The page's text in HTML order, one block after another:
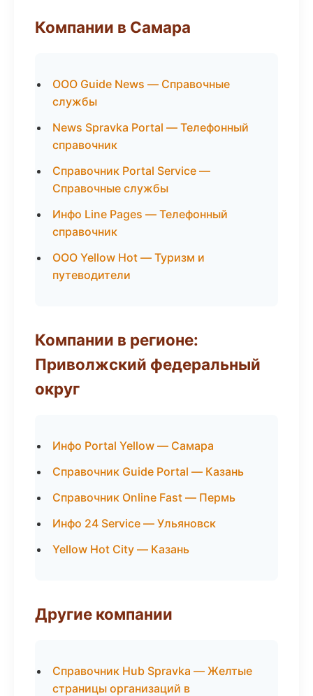
Компании в Самара
ООО Guide News — Справочные
службы
News Spravka Portal — Телефонный
справочник
Справочник Portal Service —
Справочные службы
Инфо Line Pages — Телефонный
справочник
ООО Yellow Hot — Туризм и
путеводители
Компании в регионе:
Приволжский федеральный
округ
Инфо Portal Yellow — Самара
Справочник Guide Portal — Казань
Справочник Online Fast — Пермь
Инфо 24 Service — Ульяновск
Yellow Hot City — Казань
Другие компании
Справочник Hub Spravka — Желтые
страницы организаций в